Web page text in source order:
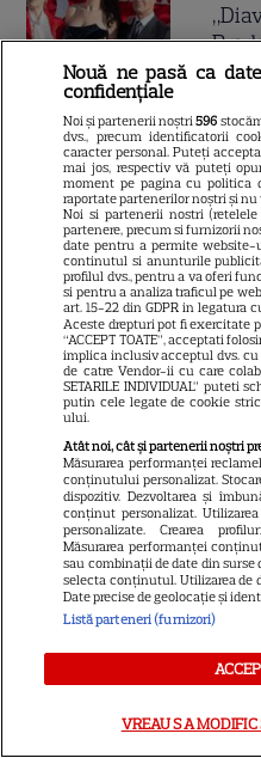
9
13
Tom
a
și
Nouă ne pasă ca
confidențiale
Noi și partenerii noștri596
dvs., precum identificatorii
caracter personal. Puteți
mai jos, respectiv vă puteți
moment pe pagina cu politica
raportate partenerilor noștri și nu
Noi si partenerii nostri
partenere, precum si furnizorii
date pentru a permite
continutul si anunturile
profilul dvs., pentru a va oferi
si pentru a analiza traficul pe
art. 15-22 din GDPR in legatura
Aceste drepturi pot fi exercitate
“ACCEPT TOATE”, acceptati
implica inclusiv acceptul dvs.
de catre Vendor-ii cu care
SETARILE INDIVIDUAL” puteti
putin cele legate de cookie
ului.
Atât noi, cât și partenerii noștri
Măsurarea performanței
conținutului personalizat.
dispozitiv. Dezvoltarea și
conținut personalizat.
personalizate. Crearea
Măsurarea performanței
sau combinații de date din
selecta conținutul. Utilizarea de
Date precise de geolocație și
Listă parteneri (furnizori)
VREAU SA